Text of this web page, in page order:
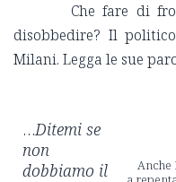
Che fare di
disobbedire? Il
Milani. Legga le sue
…Ditemi se
non
dobbiamo il
Anche